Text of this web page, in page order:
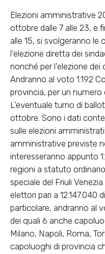
Elezioni amministrative
ottobre dalle 7 alle 23, e
alle 15, si svolgeranno le
l’elezione diretta dei
nonché per l’elezione dei
Andranno al voto 1.192
provincia, per un numero
L’eventuale turno di
ottobre. Sono i dati
sulle elezioni
amministrative previste
interesseranno appunto
regioni a statuto
speciale del Friuli
elettori pari a 12.147.040
particolare, andranno al
dei quali 6 anche
Milano, Napoli, Roma,
capoluoghi di provincia